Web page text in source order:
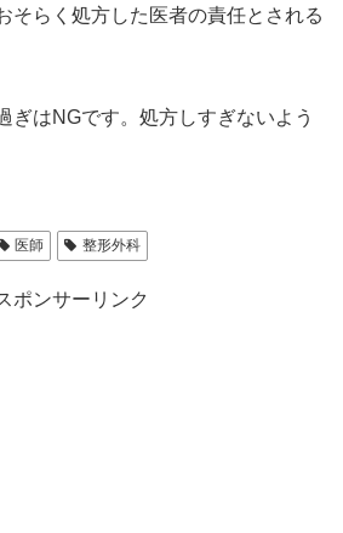
そらく処方した医者の責任とされる
ぎはNGです。処方しすぎないよう
医師 整形外科
ポンサーリンク